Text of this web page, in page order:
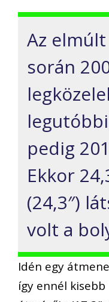
Az
során
pedig
Ekkor
(24,3″)
volt a
Idén egy
így ennél kisebb